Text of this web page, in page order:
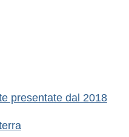
presentate dal 2018